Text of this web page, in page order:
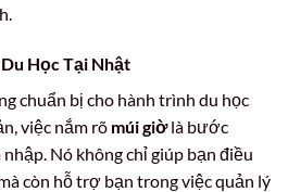
Học Tại Nhật
chuẩn bị cho hành trình du học
việc nắm rõ múi giờlà bước
Nó không chỉ giúp bạn điều
còn hỗ trợ bạn trong việc quản lý